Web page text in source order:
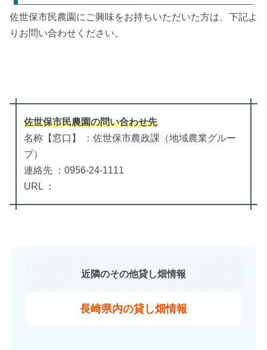
佐世保市民農園にご興味をお持ちいただいた方は、下記よ
りお問い合わせください。
佐世保市民農園の問い合わせ先
名称【窓口】 ：佐世保市農政課（地域農業グルー
プ）
連絡先 ：0956-24-1111
URL ：
近隣のその他貸し畑情報
長崎県内の貸し畑情報